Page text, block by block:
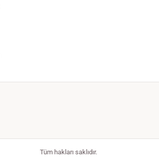
Tüm hakları saklıdır.